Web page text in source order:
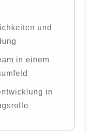
und
in einem
in